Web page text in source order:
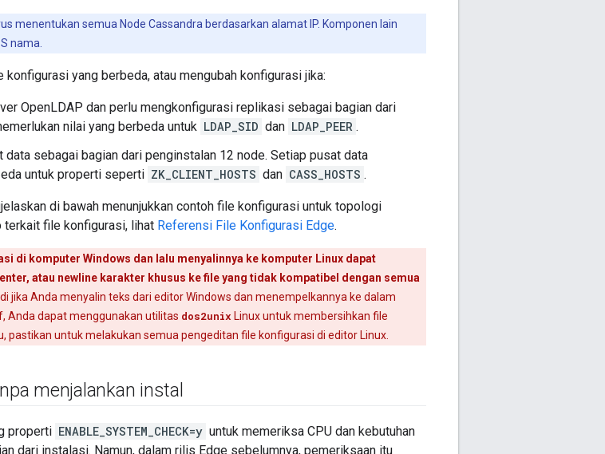
menentukan semua Node Cassandra berdasarkan alamat IP. Komponen lain
nama.
konfigurasi yang berbeda, atau mengubah konfigurasi jika:
OpenLDAP dan perlu mengkonfigurasi replikasi sebagai bagian dari
nilai yang berbeda untuk LDAP_SID dan LDAP_PEER .
data sebagai bagian dari penginstalan 12 node. Setiap pusat data
untuk properti seperti ZK_CLIENT_HOSTS dan CASS_HOSTS .
di bawah menunjukkan contoh file konfigurasi untuk topologi
file konfigurasi, lihat Referensi File Konfigurasi Edge.
di komputer Windows dan lalu menyalinnya ke komputer Linux dapat
atau newline karakter khusus ke file yang tidak kompatibel dengan semua
jika Anda menyalin teks dari editor Windows dan menempelkannya ke dalam
Anda dapat menggunakan utilitas dos2unix Linux untuk membersihkan file
pastikan untuk melakukan semua pengeditan file konfigurasi di editor Linux.
menjalankan instal
properti ENABLE_SYSTEM_CHECK=y untuk memeriksa CPU dan kebutuhan
dari instalasi. Namun, dalam rilis Edge sebelumnya, pemeriksaan itu